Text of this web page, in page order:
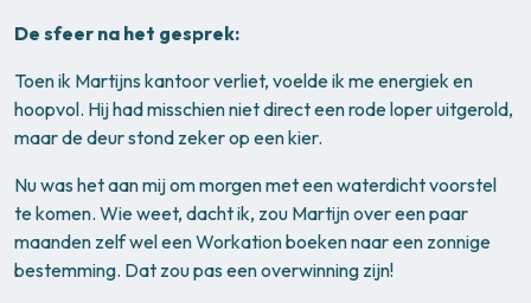
De sfeer na het gesprek:
Toen ik Martijns kantoor verliet, voelde ik me energiek en
hoopvol. Hij had misschien niet direct een rode loper uitgerold,
maar de deur stond zeker op een kier.
Nu was het aan mij om morgen met een waterdicht voorstel
te komen. Wie weet, dacht ik, zou Martijn over een paar
maanden zelf wel een Workation boeken naar een zonnige
bestemming. Dat zou pas een overwinning zijn!